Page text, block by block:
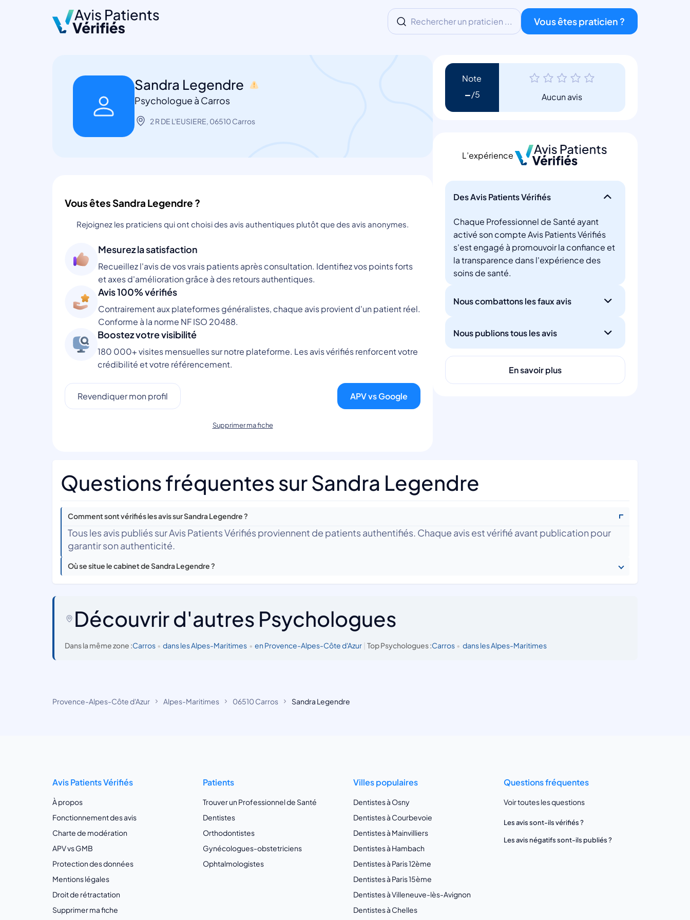
Rechercher un praticien ... Vous êtes praticien ?
Sandra Legendre
Psychologue à Carros
2 R DE L'EUSIERE, 06510 Carros
Vous êtes Sandra Legendre ?
Rejoignez les praticiens qui ont choisi des avis authentiques plutôt que des avis anonymes.
Mesurez la satisfaction
Recueillez l'avis de vos vrais patients après consultation. Identifiez vos points forts
et axes d'amélioration grâce à des retours authentiques.
Avis 100% vérifiés
Contrairement aux plateformes généralistes, chaque avis provient d'un patient réel.
Conforme à la norme NF ISO 20488.
Boostez votre visibilité
180 000+ visites mensuelles sur notre plateforme. Les avis vérifiés renforcent votre
crédibilité et votre référencement.
Revendiquer mon profil APV vs Google
Supprimer ma fiche
Note
- Aucun avis
L’expérience
Des Avis Patients Vérifiés
Chaque Professionnel de Santé ayant
activé son compte Avis Patients Vérifiés
s'est engagé à promouvoir la confiance et
la transparence dans l'expérience des
soins de santé.
Nous combattons les faux avis
Nous publions tous les avis
En savoir plus
Questions fréquentes sur Sandra Legendre
Comment sont vérifiés les avis sur Sandra Legendre ?
Tous les avis publiés sur Avis Patients Vérifiés proviennent de patients authentifiés. Chaque avis est vérifié avant publication pour
garantir son authenticité.
Où se situe le cabinet de Sandra Legendre ?
Découvrir d'autres Psychologues
Dans la même zone :Carros • dans les Alpes-Maritimes • en Provence-Alpes-Côte d'Azur | Top Psychologues :Carros • dans les Alpes-Maritimes
Provence-Alpes-Côte d'Azur Alpes-Maritimes 06510 Carros Sandra Legendre
Avis Patients Vérifiés
À propos
Fonctionnement des avis
Charte de modération
APV vs GMB
Protection des données
Mentions légales
Droit de rétractation
Supprimer ma fiche
Patients
Trouver un Professionnel de Santé
Dentistes
Orthodontistes
Gynécologues-obstetriciens
Ophtalmologistes
Villes populaires
Dentistes à Osny
Dentistes à Courbevoie
Dentistes à Mainvilliers
Dentistes à Hambach
Dentistes à Paris 12ème
Dentistes à Paris 15ème
Dentistes à Villeneuve-lès-Avignon
Dentistes à Chelles
Questions fréquentes
Voir toutes les questions
Les avis sont-ils vérifiés ?
Les avis négatifs sont-ils publiés ?